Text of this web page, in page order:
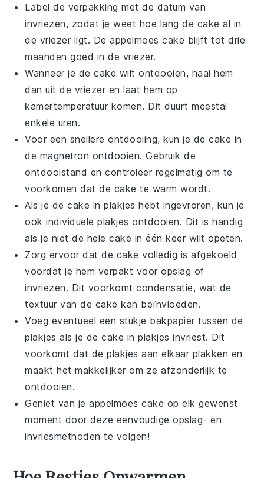
Label de verpakking met de datum van
invriezen, zodat je weet hoe lang de cake al in
de vriezer ligt. Deappelmoes cake blijft tot drie
maanden goed in de vriezer.
Wanneer je de cake wilt ontdooien, haal hem
dan uit de vriezer en laat hem op
kamertemperatuur komen. Dit duurt meestal
enkele uren.
Voor een snellere ontdooiing, kun je de cake in
de magnetron ontdooien. Gebruik de
ontdooistand en controleer regelmatig om te
voorkomen dat de cake te warm wordt.
Als je de cake in plakjes hebt ingevroren, kun je
ook individuele plakjes ontdooien. Dit is handig
als je niet de hele cake in één keer wilt opeten.
Zorg ervoor dat de cake volledig is afgekoeld
voordat je hem verpakt voor opslag of
invriezen. Dit voorkomt condensatie, wat de
textuur van de cake kan beïnvloeden.
Voeg eventueel een stukje bakpapier tussen de
plakjes als je de cake in plakjes invriest. Dit
voorkomt dat de plakjes aan elkaar plakken en
maakt het makkelijker om ze afzonderlijk te
ontdooien.
Geniet van jeappelmoes cake op elk gewenst
moment door deze eenvoudige opslag- en
invriesmethoden te volgen!